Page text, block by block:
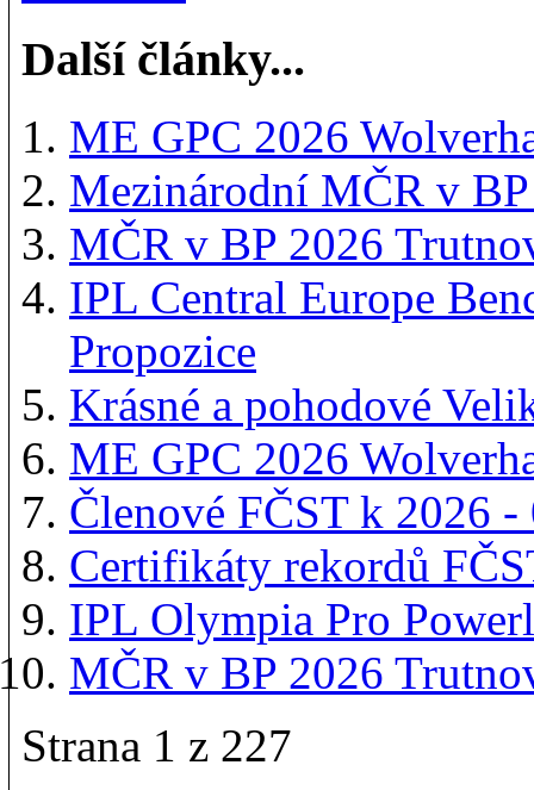
Další články...
ME GPC 2026
Mezinárodní MČR v
MČR v BP 2026
IPL Central Europe
Propozice
Krásné a pohodové
ME GPC 2026
Členové FČST k 2026 -
Certifikáty rekordů
IPL Olympia Pro
MČR v BP 2026
Strana 1 z 227